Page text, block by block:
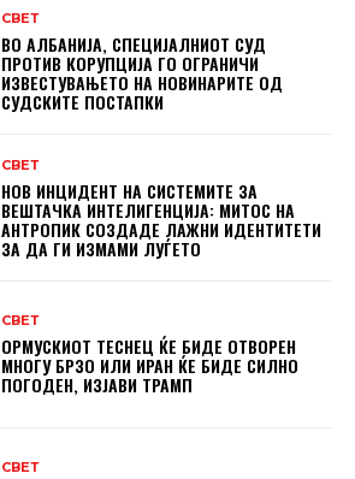
СВЕТ
ВО АЛБАНИЈА, СПЕЦИЈАЛНИОТ СУД
ПРОТИВ КОРУПЦИЈА ГО ОГРАНИЧИ
ИЗВЕСТУВАЊЕТО НА НОВИНАРИТЕ ОД
СУДСКИТЕ ПОСТАПКИ
СВЕТ
НОВ ИНЦИДЕНТ НА СИСТЕМИТЕ ЗА
ВЕШТАЧКА ИНТЕЛИГЕНЦИЈА: МИТОС НА
АНТРОПИК СОЗДАДЕ ЛАЖНИ ИДЕНТИТЕТИ
ЗА ДА ГИ ИЗМАМИ ЛУЃЕТО
СВЕТ
ОРМУСКИОТ ТЕСНЕЦ ЌЕ БИДЕ ОТВОРЕН
МНОГУ БРЗО ИЛИ ИРАН ЌЕ БИДЕ СИЛНО
ПОГОДЕН, ИЗЈАВИ ТРАМП
СВЕТ